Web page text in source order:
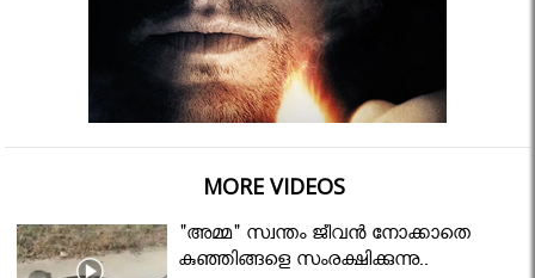
MORE VIDEOS
"അമ്മ" സ്വന്തം ജീവൻ നോക്കാതെ
കുഞ്ഞിങ്ങളെ സംരക്ഷിക്കുന്നു..